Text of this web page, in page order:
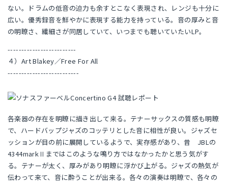
ない。ドラムの低音の迫力も余すとこなく表現され、レンジも十分に
広い。優秀録音を鮮やかに表現する能力を持っている。音の厚みと音
の明瞭さ、繊細さが同居していて、いつまでも聴いていたいLP。
-------------------------
４）Art Blakey／Free For All
--------------------------
各楽器の存在を明瞭に描き出して来る。テナーサックスの質感も明瞭
で、ハードバップジャズのコッテリとした音に相性が良い。ジャズセ
ッションが目の前に展開しているようで、実存感があり、昔 JBLの
4344markⅡまではこのような鳴り方ではなかったかと思う気がす
る。テナーが太く、厚みがあり明瞭に浮かび上がる。ジャズの熱気が
伝わって来て、音に酔うことが出来る。各々の演奏は明瞭で、各々の